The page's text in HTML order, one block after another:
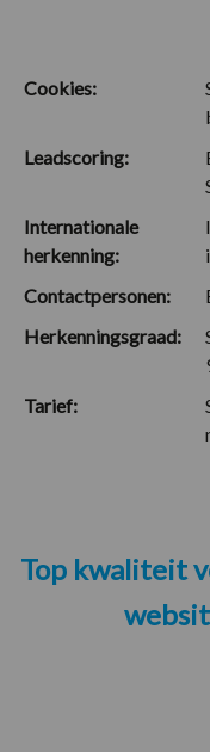
Cookies:
Leadscoring:
Internationale
herkenning:
Contactpersonen:
Herkenningsgraad:
Tarief:
Top kwaliteit